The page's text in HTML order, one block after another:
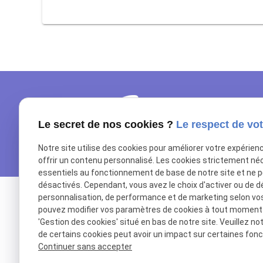
Le secret de nos cookies ? Le respect de
Notre site utilise des cookies pour améliorer votre
offrir un contenu personnalisé. Les cookies strictement
essentiels au fonctionnement de base de notre site et ne
désactivés. Cependant, vous avez le choix d'activer ou de
personnalisation, de performance et de marketing selon
pouvez modifier vos paramètres de cookies à tout
'Gestion des cookies' situé en bas de notre site. Veuillez
de certains cookies peut avoir un impact sur certaines
Continuer sans accepter